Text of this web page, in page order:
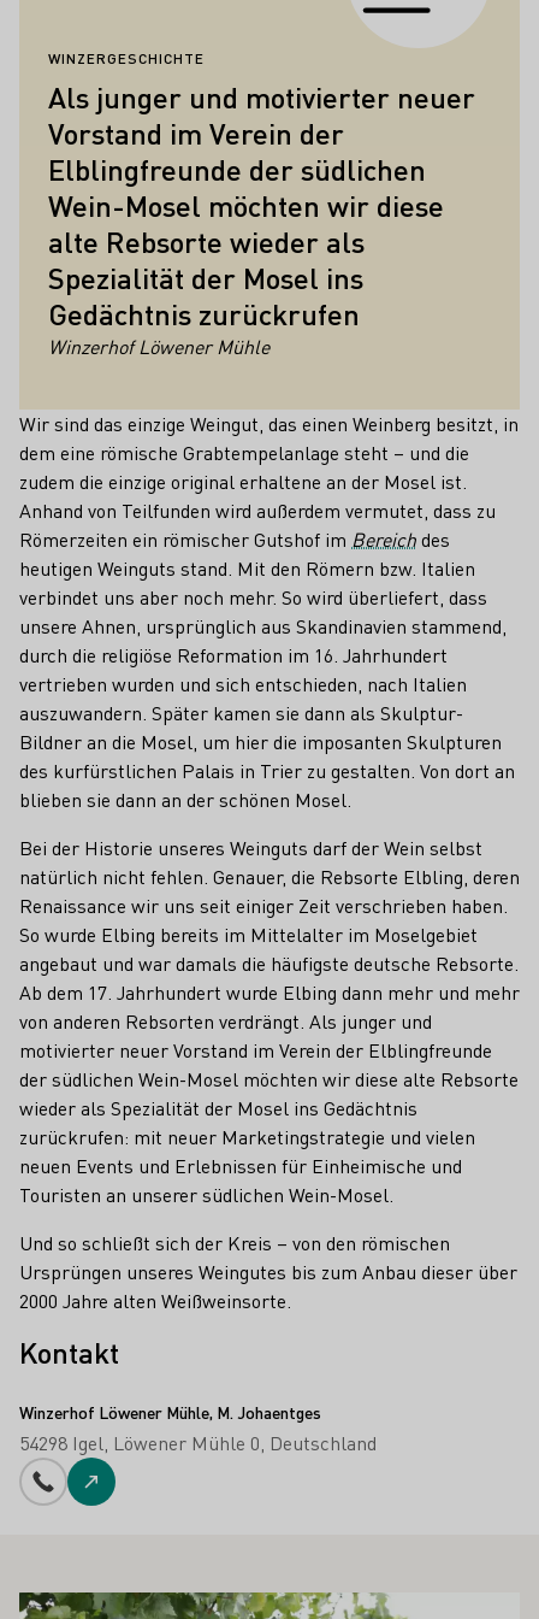
WINZERGESCHICHTE
Als junger und motivierter neuer
Vorstand im Verein der
Elblingfreunde der südlichen
Wein-Mosel möchten wir diese
alte Rebsorte wieder als
Spezialität der Mosel ins
Gedächtnis zurückrufen
Winzerhof Löwener Mühle
Wir sind das einzige Weingut, das einen Weinberg besitzt, in
dem eine römische Grabtempelanlage steht – und die
zudem die einzige original erhaltene an der Mosel ist.
Anhand von Teilfunden wird außerdem vermutet, dass zu
Römerzeiten ein römischer Gutshof im Bereichdes
heutigen Weinguts stand. Mit den Römern bzw. Italien
verbindet uns aber noch mehr. So wird überliefert, dass
unsere Ahnen, ursprünglich aus Skandinavien stammend,
durch die religiöse Reformation im 16. Jahrhundert
vertrieben wurden und sich entschieden, nach Italien
auszuwandern. Später kamen sie dann als Skulptur-
Bildner an die Mosel, um hier die imposanten Skulpturen
des kurfürstlichen Palais in Trier zu gestalten. Von dort an
blieben sie dann an der schönen Mosel.
Bei der Historie unseres Weinguts darf der Wein selbst
natürlich nicht fehlen. Genauer, die Rebsorte Elbling, deren
Renaissance wir uns seit einiger Zeit verschrieben haben.
So wurde Elbing bereits im Mittelalter im Moselgebiet
angebaut und war damals die häufigste deutsche Rebsorte.
Ab dem 17. Jahrhundert wurde Elbing dann mehr und mehr
von anderen Rebsorten verdrängt. Als junger und
motivierter neuer Vorstand im Verein der Elblingfreunde
der südlichen Wein-Mosel möchten wir diese alte Rebsorte
wieder als Spezialität der Mosel ins Gedächtnis
zurückrufen: mit neuer Marketingstrategie und vielen
neuen Events und Erlebnissen für Einheimische und
Touristen an unserer südlichen Wein-Mosel.
Und so schließt sich der Kreis – von den römischen
Ursprüngen unseres Weingutes bis zum Anbau dieser über
2000 Jahre alten Weißweinsorte.
Kontakt
Winzerhof Löwener Mühle, M. Johaentges
54298 Igel Löwener Mühle 0 Deutschland
Telefonnummer
Zur Website
INTERESSIEREN
Mehr erfahren